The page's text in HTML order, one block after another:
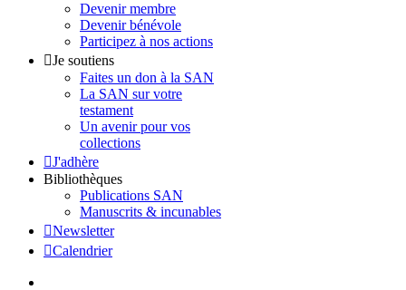
Devenir membre
Devenir bénévole
Participez à nos actions
Je soutiens
Faites un don à la SAN
La SAN sur votre
testament
Un avenir pour vos
collections
J'adhère
Bibliothèques
Publications SAN
Manuscrits & incunables
Newsletter
Calendrier